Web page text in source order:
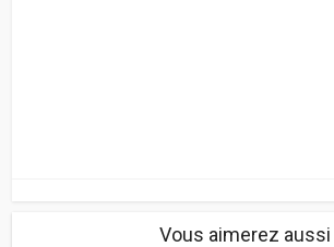
Vous aimerez aussi